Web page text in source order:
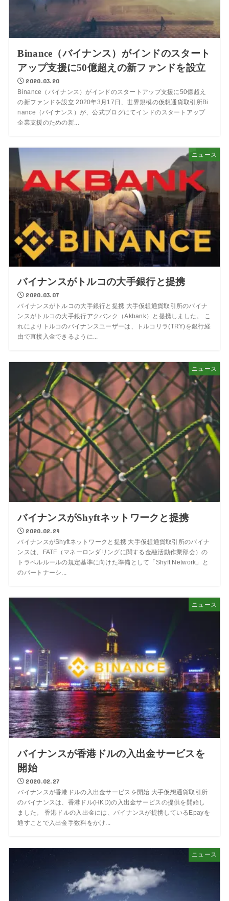
Binance（バイナンス）がインドのスタート
アップ支援に50億超えの新ファンドを設立
2020.03.20
Binance（バイナンス）がインドのスタートアップ支援に50億超え
の新ファンドを設立 2020年3月17日、世界規模の仮想通貨取引所Bi
nance（バイナンス）が、公式ブログにてインドのスタートアップ
企業支援のための新...
ニュース
バイナンスがトルコの大手銀行と提携
2020.03.07
バイナンスがトルコの大手銀行と提携 大手仮想通貨取引所のバイナ
ンスがトルコの大手銀行アクバンク（Akbank）と提携しました。 こ
れによりトルコのバイナンスユーザーは、トルコリラ(TRY)を銀行経
由で直接入金できるように...
ニュース
バイナンスがShyftネットワークと提携
2020.02.29
バイナンスがShyftネットワークと提携 大手仮想通貨取引所のバイナ
ンスは、FATF（マネーロンダリングに関する金融活動作業部会）の
トラベルルールの規定基準に向けた準備として「Shyft Network」と
のパートナーシ...
ニュース
バイナンスが香港ドルの入出金サービスを
開始
2020.02.27
バイナンスが香港ドルの入出金サービスを開始 大手仮想通貨取引所
のバイナンスは、香港ドル(HKD)の入出金サービスの提供を開始し
ました。 香港ドルの入出金には、バイナンスが提携しているEpayを
通すことで入出金手数料をかけ...
ニュース